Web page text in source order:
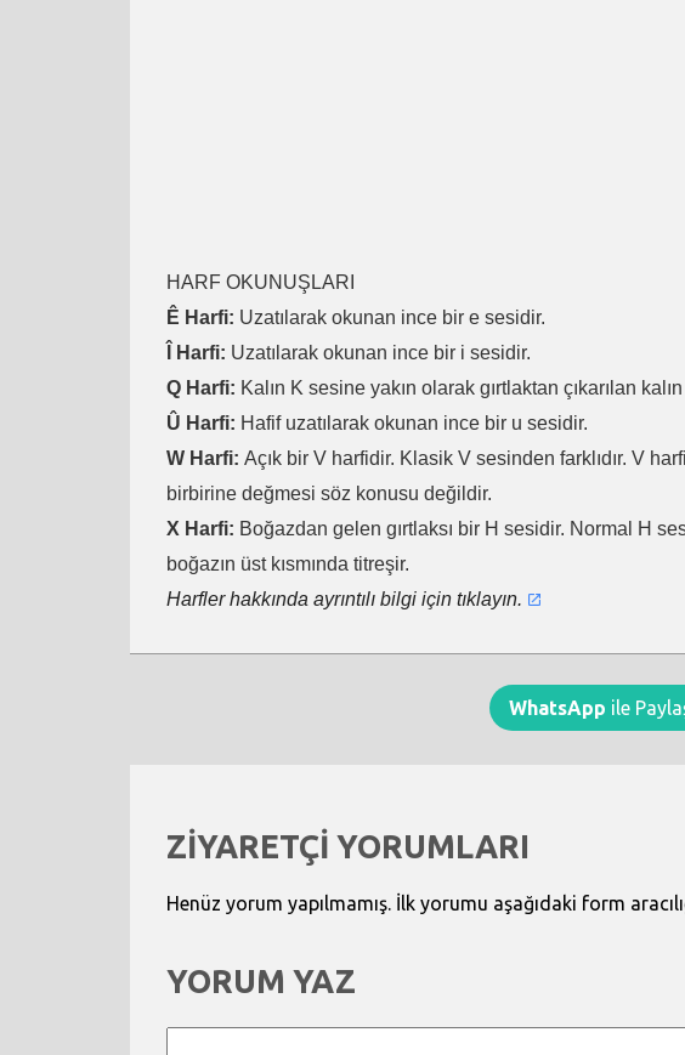
HARF OKUNUŞLARI
Ê Harfi: Uzatılarak okunan ince bir e sesidir.
Î Harfi: Uzatılarak okunan ince bir i sesidir.
Q Harfi: Kalın K sesine yakın olarak gırtlaktan çıkarılan
Û Harfi: Hafif uzatılarak okunan ince bir u sesidir.
W Harfi: Açık bir V harfidir. Klasik V sesinden farklıdır. V
birbirine değmesi söz konusu değildir.
X Harfi: Boğazdan gelen gırtlaksı bir H sesidir. Normal H
boğazın üst kısmında titreşir.
Harfler hakkında ayrıntılı bilgi için tıklayın.
WhatsApp ile
ZİYARETÇİ YORUMLARI
Henüz yorum yapılmamış. İlk yorumu aşağıdaki form
YORUM YAZ